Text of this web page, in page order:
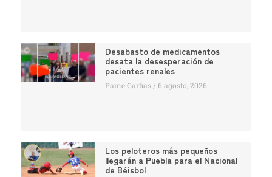
Desabasto de medicamentos
desata la desesperación de
pacientes renales
Pame Garfias 6 agosto, 2026
Los peloteros más pequeños
llegarán a Puebla para el Nacional
de Béisbol